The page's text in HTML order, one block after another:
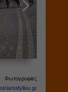
Φωτογραφίες